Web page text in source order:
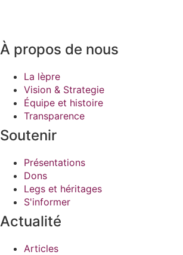
À propos de nous
La lèpre
Vision & Strategie
Équipe et histoire
Transparence
Soutenir
Présentations
Dons
Legs et héritages​
S'informer
Actualité
Articles